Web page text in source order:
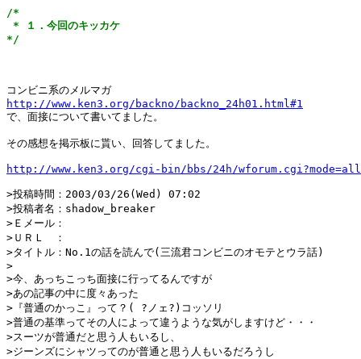
/*
* １．今回のキッカケ
*/
http://www.ken3.org/backno/backno_24h01.html#1
で、面接について書いてました。
その感想を掲示板に貰い、回答してました。
http://www.ken3.org/cgi-bin/bbs/24h/
>投稿時間：2003/03/26(Wed) 07:02
>投稿者名：shadow_breaker
>Ｅメール：
>ＵＲＬ　：
>タイトル：No.1の話を読んで(三流君コンビニのオモテとウラ話)
>
>今、あっちこっち面接に行ってるんですが
>あの記事の中に度々あった
>『普通のかっこ』って？( ?ノェ?)コッソリ
>普通の基準ってその人によって違うような気がしますけど・・・
>スーツが普通だと思う人もいるし、
>ジーンズにシャツってのが普通と思う人もいるだろうし